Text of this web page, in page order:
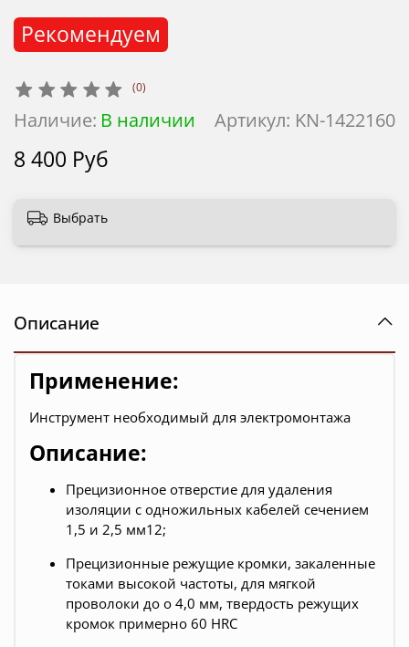
(0)
Артикул: KN-1422160
Наличие: В наличии
Рекомендуем
8 400 Руб
Выбрать
Описание
Применение:
Инструмент необходимый для электромонтажа
Описание:
Прецизионное отверстие для удаления
изоляции с одножильных кабелей сечением
1,5 и 2,5 мм12;
Прецизионные режущие кромки, закаленные
токами высокой частоты, для мягкой
проволоки до o 4,0 мм, твердость режущих
кромок примерно 60 HRC